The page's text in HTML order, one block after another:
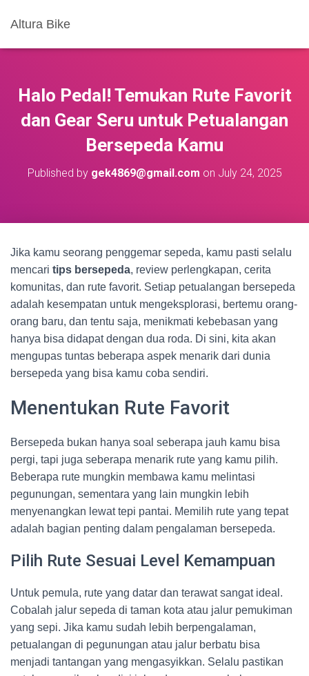
Altura Bike
Halo Pedal! Temukan Rute Favorit
dan Gear Seru untuk Petualangan
Bersepeda Kamu
Published by gek4869@gmail.com on July 24, 2025
Jika kamu seorang penggemar sepeda, kamu pasti selalu
mencari tips bersepeda, review perlengkapan, cerita
komunitas, dan rute favorit. Setiap petualangan bersepeda
adalah kesempatan untuk mengeksplorasi, bertemu orang-
orang baru, dan tentu saja, menikmati kebebasan yang
hanya bisa didapat dengan dua roda. Di sini, kita akan
mengupas tuntas beberapa aspek menarik dari dunia
bersepeda yang bisa kamu coba sendiri.
Menentukan Rute Favorit
Bersepeda bukan hanya soal seberapa jauh kamu bisa
pergi, tapi juga seberapa menarik rute yang kamu pilih.
Beberapa rute mungkin membawa kamu melintasi
pegunungan, sementara yang lain mungkin lebih
menyenangkan lewat tepi pantai. Memilih rute yang tepat
adalah bagian penting dalam pengalaman bersepeda.
Pilih Rute Sesuai Level Kemampuan
Untuk pemula, rute yang datar dan terawat sangat ideal.
Cobalah jalur sepeda di taman kota atau jalur pemukiman
yang sepi. Jika kamu sudah lebih berpengalaman,
petualangan di pegunungan atau jalur berbatu bisa
menjadi tantangan yang mengasyikkan. Selalu pastikan